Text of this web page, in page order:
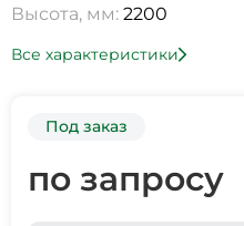
Высота, мм: 2200
Все характеристики
Под заказ
по запросу